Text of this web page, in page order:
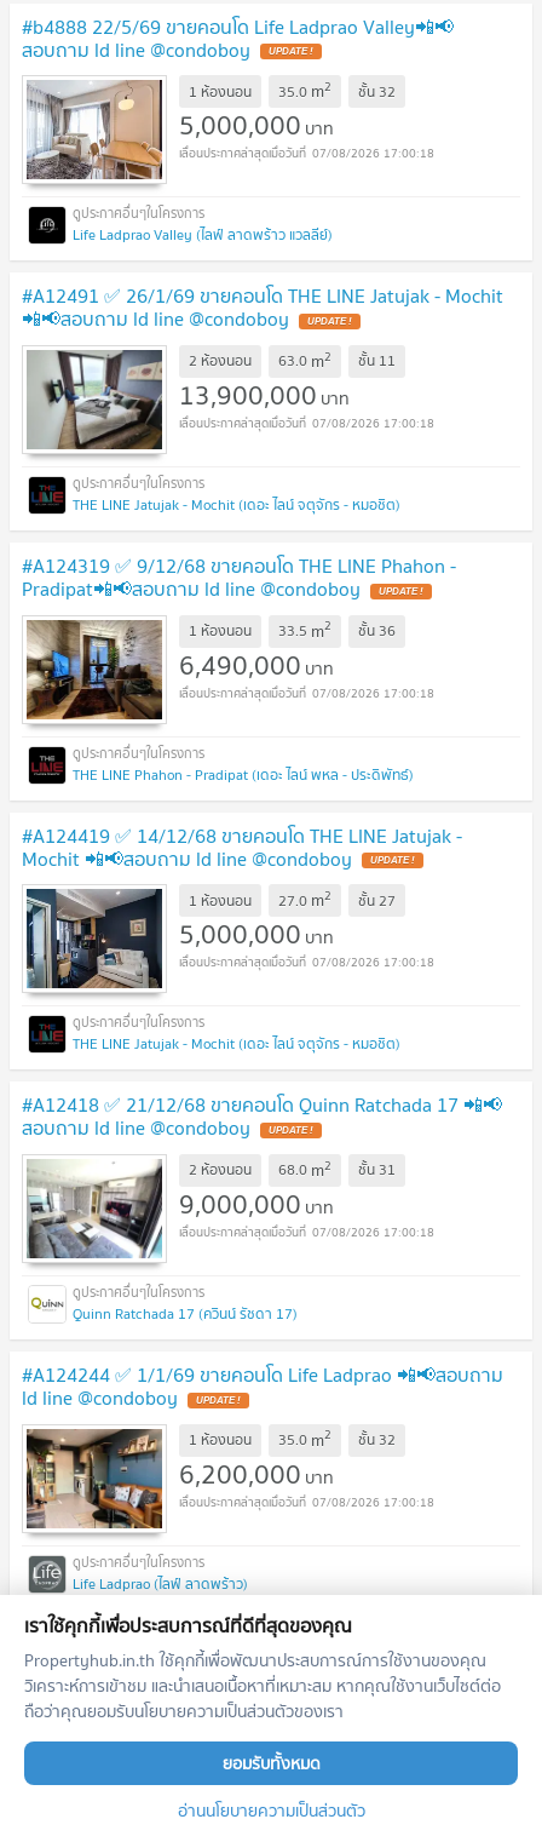
#b4888 22/5/69 ขายคอนโด Life Ladprao Valley📲📢
สอบถาม ld line @condoboy
1 ห้องนอน 35.0 m2 ชั้น 32
5,000,000 บาท
07/08/2026 17:00:18
Life Ladprao Valley (ไลฟ์ ลาดพร้าว แวลลีย์)
#A12491 ✅ 26/1/69 ขายคอนโด THE LINE Jatujak - Mochit
📲📢สอบถาม ld line @condoboy
2 ห้องนอน 63.0 m2 ชั้น 11
13,900,000 บาท
07/08/2026 17:00:18
THE LINE Jatujak - Mochit (เดอะ ไลน์ จตุจักร - หมอชิต)
#A124319 ✅ 9/12/68 ขายคอนโด THE LINE Phahon -
Pradipat📲📢สอบถาม ld line @condoboy
1 ห้องนอน 33.5 m2 ชั้น 36
6,490,000 บาท
07/08/2026 17:00:18
THE LINE Phahon - Pradipat (เดอะ ไลน์ พหล - ประดิพัทธ์)
#A124419 ✅ 14/12/68 ขายคอนโด THE LINE Jatujak -
Mochit 📲📢สอบถาม ld line @condoboy
1 ห้องนอน 27.0 m2 ชั้น27
5,000,000 บาท
07/08/2026 17:00:18
THE LINE Jatujak - Mochit (เดอะ ไลน์ จตุจักร - หมอชิต)
#A12418 ✅ 21/12/68 ขายคอนโด Quinn Ratchada 17 📲📢
สอบถาม ld line @condoboy
2 ห้องนอน 68.0 m2 ชั้น 31
9,000,000 บาท
07/08/2026 17:00:18
Quinn Ratchada 17 (ควินน์ รัชดา 17)
#A124244 ✅ 1/1/69 ขายคอนโด Life Ladprao 📲📢สอบถาม
ld line @condoboy
1 ห้องนอน 35.0 m2 ชั้น 32
6,200,000 บาท
07/08/2026 17:00:18
Life Ladprao (ไลฟ์ ลาดพร้าว)
#A124435 ✅ 13/1/69 ขายคอนโด IDEO Ladprao 5 📲📢
สอบถาม ld line @condoboy
1 ห้องนอน 39.0m2
3,950,000บาท
07/08/2026 17:00:18
เราใช้คุกกี้เพื่อประสบการณ์ที่ดีที่สุดของคุณ
Propertyhub.in.th ใช้คุกกี้เพื่อพัฒนาประสบการณ์การใช้งานของคุณ
วิเคราะห์การเข้าชม และนำเสนอเนื้อหาที่เหมาะสม หากคุณใช้งานเว็บไซต์ต่อ
ถือว่าคุณยอมรับนโยบายความเป็นส่วนตัวของเรา
ยอมรับทั้งหมด
อ่านนโยบายความเป็นส่วนตัว